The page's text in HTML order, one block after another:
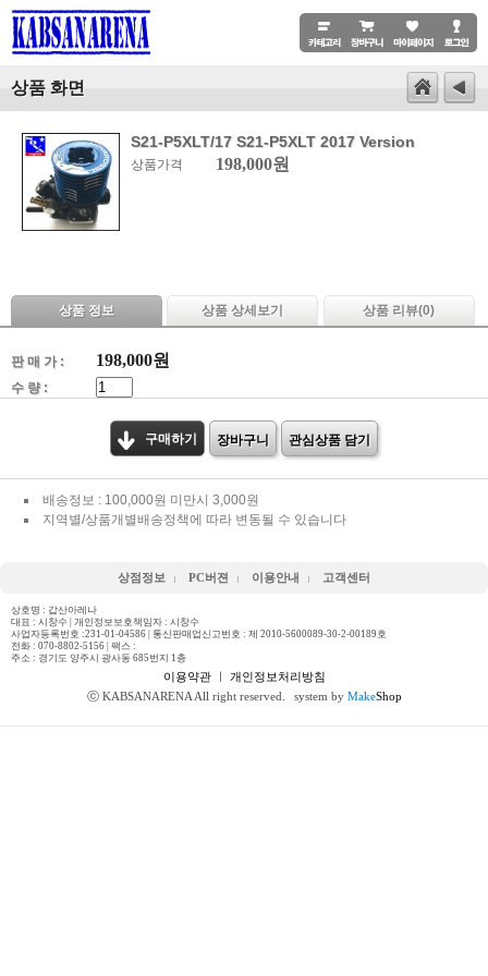
상품 화면
S21-P5XLT/17 S21-P5XLT 2017 Version
상품가격 198,000원
상품 정보 상품 상세보기 상품 리뷰(0)
판 매 가 : 198,000원
수 량 :
구매하기 장바구니 관심상품 담기
배송정보 : 100,000원 미만시 3,000원
지역별/상품개별배송정책에 따라 변동될 수 있습니다
상점정보 PC버젼 이용안내 고객센터
상호명 : 갑산아레나
대표 : 시창수 | 개인정보보호책임자 : 시창수
사업자등록번호 :231-01-04586 | 통신판매업신고번호 : 제 2010-5600089-30-2-00189호
전화 : 070-8802-5156 | 팩스 :
주소 : 경기도 양주시 광사동 685번지 1층
이용약관ㅣ 개인정보처리방침
ⓒ KABSANARENA All right reserved.
system by MakeShop